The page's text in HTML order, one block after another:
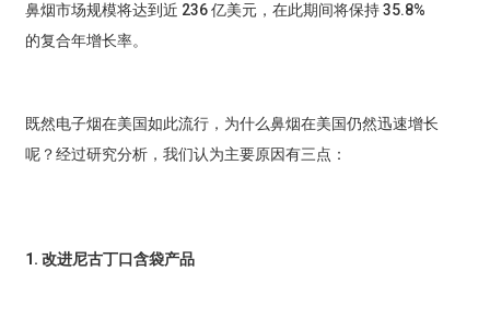
鼻烟市场规模将达到近 236 亿美元，在此期间将保持 35.8%
的复合年增长率。
既然电子烟在美国如此流行，为什么鼻烟在美国仍然迅速增长
呢？经过研究分析，我们认为主要原因有三点：
1. 改进尼古丁口含袋产品